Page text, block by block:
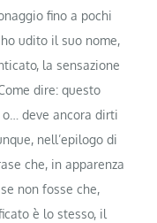
fino a pochi
udito il suo nome,
la sensazione
dire: questo
deve ancora dirti
nell’epilogo di
che, in apparenza
non fosse che,
è lo stesso, il